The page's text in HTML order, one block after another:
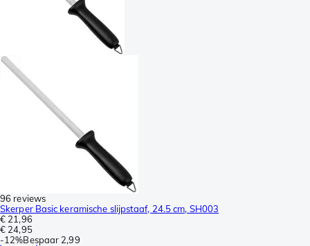
96 reviews
Skerper Basic keramische slijpstaaf, 24.5 cm, SH003
€ 21,96
€ 24,95
-12%Bespaar 2,99